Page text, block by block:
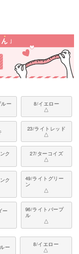
ー
8/イエロー
△
23/ライトレッド
△
ク
27/ターコイズ
△
ク
49/ライトグリー
ン
△
ー
96/ライトパープ
ル
△
ー
8/イエロー
△